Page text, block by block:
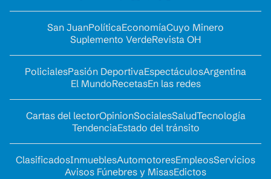
San JuanPolíticaEconomíaCuyo Minero
Suplemento VerdeRevista OH
PolicialesPasión DeportivaEspectáculosArgentina
El MundoRecetasEn las redes
Cartas del lectorOpinionSocialesSaludTecnología
TendenciaEstado del tránsito
ClasificadosInmueblesAutomotoresEmpleosServicios
Avisos Fúnebres y MisasEdictos